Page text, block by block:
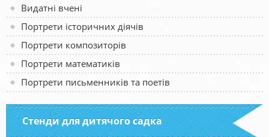
Видатні вчені
Портрети історичних діячів
Портрети композиторів
Портрети математиків
Портрети письменників та поетів
Стенди для дитячого садка